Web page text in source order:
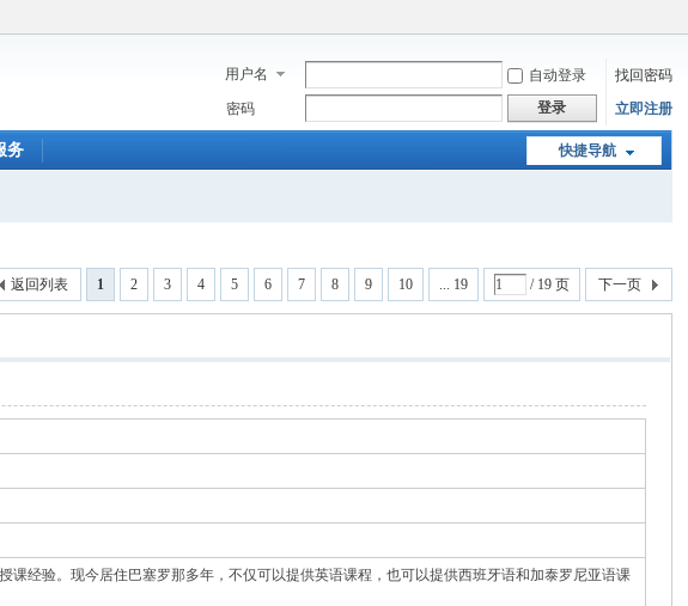
用户名 自动登录
找回密码
密码
登录 立即注册
快捷导航
务
1 2 3 4 5 6 7 8 9 10 ... 19 / 19 页 下一页
返回列表
经验。现今居住巴塞罗那多年，不仅可以提供英语课程，也可以提供西班牙语和加泰罗尼亚语课